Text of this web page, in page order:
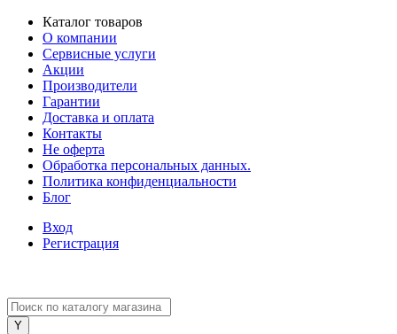
Каталог товаров
О компании
Сервисные услуги
Акции
Производители
Гарантии
Доставка и оплата
Контакты
Не оферта
Обработка персональных данных.
Политика конфиденциальности
Блог
Вход
Регистрация